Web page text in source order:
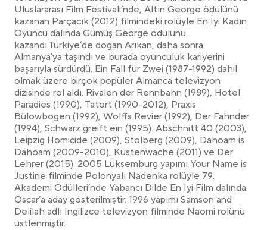
Uluslararası Film Festivali’nde, Altın George ödülünü
kazanan Parçacık (2012) filmindeki rolüyle En İyi Kadın
Oyuncu dalında Gümüş George ödülünü
kazandı.Türkiye’de doğan Arıkan, daha sonra
Almanya’ya taşındı ve burada oyunculuk kariyerini
başarıyla sürdürdü. Ein Fall für Zwei (1987-1992) dahil
olmak üzere birçok popüler Almanca televizyon
dizisinde rol aldı. Rivalen der Rennbahn (1989), Hotel
Paradies (1990), Tatort (1990-2012), Praxis
Bülowbogen (1992), Wolffs Revier (1992), Der Fahnder
(1994), Schwarz greift ein (1995). Abschnitt 40 (2003),
Leipzig Homicide (2009), Stolberg (2009), Dahoam is
Dahoam (2009-2010), Küstenwache (2011) ve Der
Lehrer (2015). 2005 Lüksemburg yapımı Your Name is
Justine filminde Polonyalı Nadenka rolüyle 79.
Akademi Ödülleri’nde Yabancı Dilde En İyi Film dalında
Oscar’a aday gösterilmiştir. 1996 yapımı Samson and
Delilah adlı İngilizce televizyon filminde Naomi rolünü
üstlenmiştir.